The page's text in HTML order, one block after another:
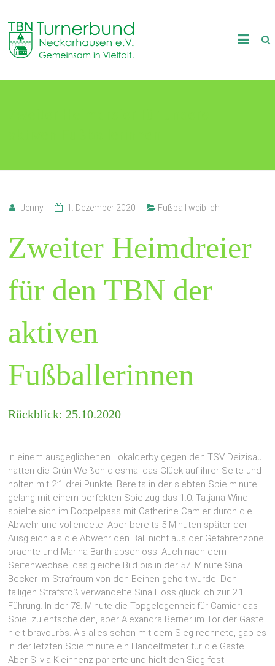
content
TB
Neckarhausen
Jenny 1. Dezember 2020 Fußball weiblich
Zweiter Heimdreier
für den TBN der
aktiven
Fußballerinnen
Rückblick: 25.10.2020
In einem ausgeglichenen Lokalderby gegen den TSV Deizisau
hatten die Grün-Weißen diesmal das Glück auf ihrer Seite und
holten mit 2:1 drei Punkte. Bereits in der siebten Spielminute
gelang mit einem perfekten Spielzug das 1:0. Tatjana Wind
spielte sich im Doppelpass mit Catherine Camier durch die
Abwehr und vollendete. Aber bereits 5 Minuten später der
Ausgleich als die Abwehr den Ball nicht aus der Gefahrenzone
brachte und Marina Barth abschloss. Auch nach dem
Seitenwechsel das gleiche Bild bis in der 57. Minute Sina
Becker im Strafraum von den Beinen geholt wurde. Den
fälligen Strafstoß verwandelte Sina Höss glücklich zur 2:1
Führung. In der 78. Minute die Topgelegenheit für Camier das
Spiel zu entscheiden, aber Alexandra Berner im Tor der Gäste
hielt bravourös. Als alles schon mit dem Sieg rechnete, gab es
in der letzten Spielminute ein Handelfmeter für die Gäste.
Aber Silvia Kleinhenz parierte und hielt den Sieg fest.